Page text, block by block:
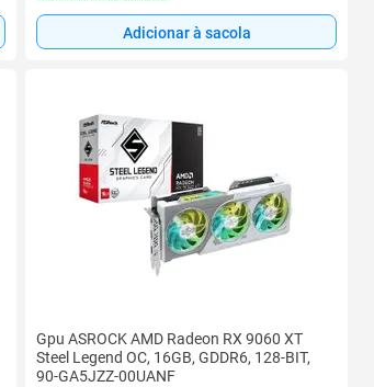
Adicionar à sacola
Gpu ASROCK AMD Radeon RX 9060 XT
Steel Legend OC, 16GB, GDDR6, 128-BIT,
90-GA5JZZ-00UANF